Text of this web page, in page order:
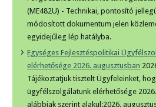
(ME482U) - Technikai, pontosító
módosított dokumentum jelen
egyidejűleg lép hatályba.
Egységes Fejlesztéspolitikai
elérhetősége 2026. augusztusban
Tájékoztatjuk tisztelt Ügyfeleinket,
ügyfélszolgálatunk elérhetősége
alábbiak szerint alakul:2026.